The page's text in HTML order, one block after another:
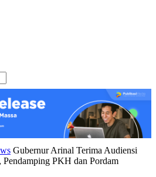
Gubernur Arinal Terima Audiensi
PKH dan Pordam